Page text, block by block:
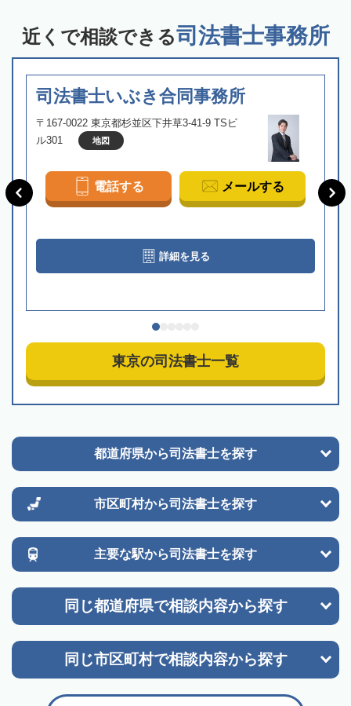
近くで相談できる司法書士事務所
司法書士いぶき合同事務所
〒167-0022 東京都杉並区下井草3-41-9 TSビ
ル301
地図
電話する メールする
詳細を見る
東京の司法書士一覧
都道府県から司法書士を探す
市区町村から司法書士を探す
主要な駅から司法書士を探す
同じ都道府県で相談内容から探す
同じ市区町村で相談内容から探す